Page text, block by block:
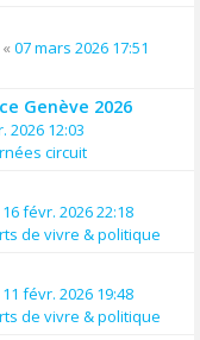
« 07 mars 2026 17:51
Genève 2026
2026 12:03
circuit
16 févr. 2026 22:18
de vivre & politique
11 févr. 2026 19:48
de vivre & politique